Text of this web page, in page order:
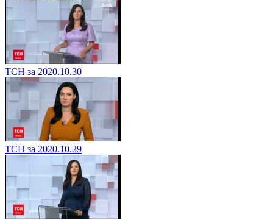
ТСН за 2020.10.30
ТСН за 2020.10.29